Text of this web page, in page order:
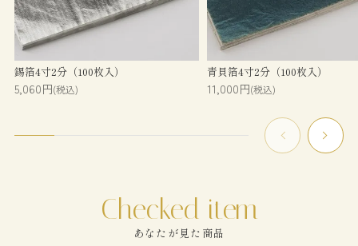
錫箔4寸2分（100枚入）
5,060円(税込)
青貝箔4寸2分（100枚入）
11,000円(税込)
あなたが見た商品